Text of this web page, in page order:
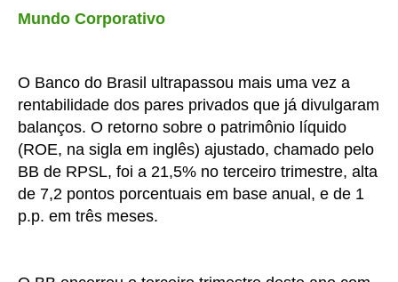
Mundo Corporativo
O Banco do Brasil ultrapassou mais uma vez a
rentabilidade dos pares privados que já divulgaram
balanços. O retorno sobre o patrimônio líquido
(ROE, na sigla em inglês) ajustado, chamado pelo
BB de RPSL, foi a 21,5% no terceiro trimestre, alta
de 7,2 pontos porcentuais em base anual, e de 1
p.p. em três meses.